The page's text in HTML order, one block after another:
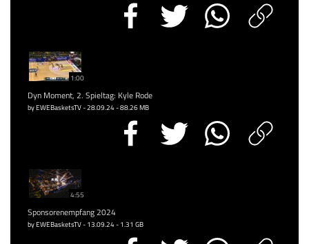
1:00
Dyn Moment, 2. Spieltag: Kyle Rode
by EWEBasketsTV - 28.09.24 - 88.26 MB
4:55
Sponsorenempfang 2024
by EWEBasketsTV - 13.09.24 - 1.31 GB